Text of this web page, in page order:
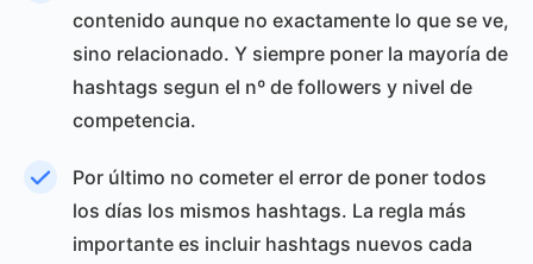
contenido aunque no exactamente lo que se ve,
sino relacionado. Y siempre poner la mayoría de
hashtags segun el nº de followers y nivel de
competencia.
Por último no cometer el error de poner todos
los días los mismos hashtags. La regla más
importante es incluir hashtags nuevos cada